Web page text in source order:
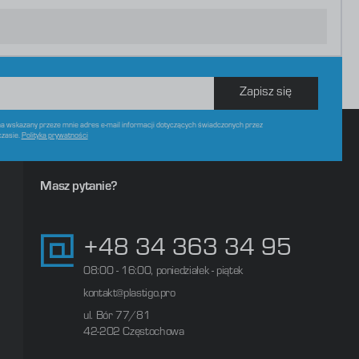
Zapisz się
wskazany przeze mnie adres e-mail informacji dotyczących świadczonych przez
Polityka prywatności
Masz pytanie?
+48 34 363 34 95
08:00 - 16:00, poniedziałek - piątek
kontakt@plastigo.pro
ul. Bór 77/81
42-202 Częstochowa